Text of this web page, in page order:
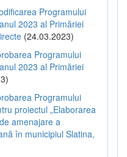
Programului
2023 al Primăriei
(24.03.2023)
Programului
2023 al Primăriei
Programului
proiectul „Elaborarea
amenajare a
în municipiul Slatina,